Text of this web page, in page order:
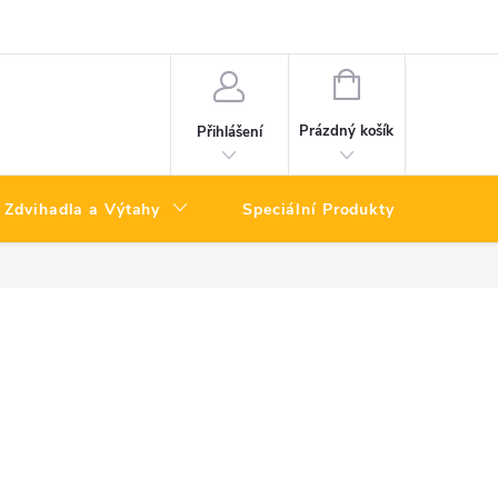
Přihlášení
NÁKUPNÍ
Prázdný košík
Zdvihadla a Výtahy Speciální Produkty